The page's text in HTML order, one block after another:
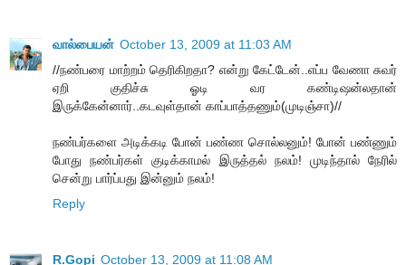
வால்பையன் October 13, 2009 at 11:03 AM
//நண்பரை மாற்றம் தெரிகிறதா? என்று கேட்டேன்..எப்ப வேணா சுவர்
ஏறி குதிச்சு ஓடி வர கண்டிஷன்லதான்
இருக்கேன்னார்..கடவுள்தான் காப்பாத்தணும்(முடிஞ்சா)//
நண்பர்களை அடிக்கடி போன் பண்ண சொல்லனும்! போன் பண்ணும்
போது நண்பர்கள் குடிக்காமல் இருத்தல் நலம்! முடிந்தால் நேரில்
சென்று பார்ப்பது இன்னும் நலம்!
Reply
R.Gopi October 13, 2009 at 11:08 AM